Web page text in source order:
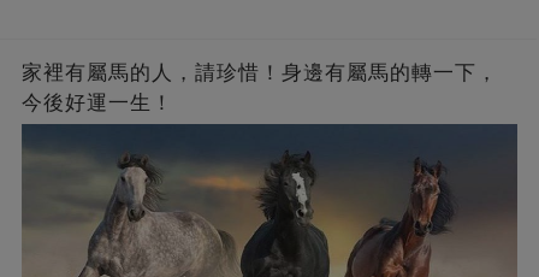
家裡有屬馬的人，請珍惜！身邊有屬馬的轉一下，
今後好運一生！